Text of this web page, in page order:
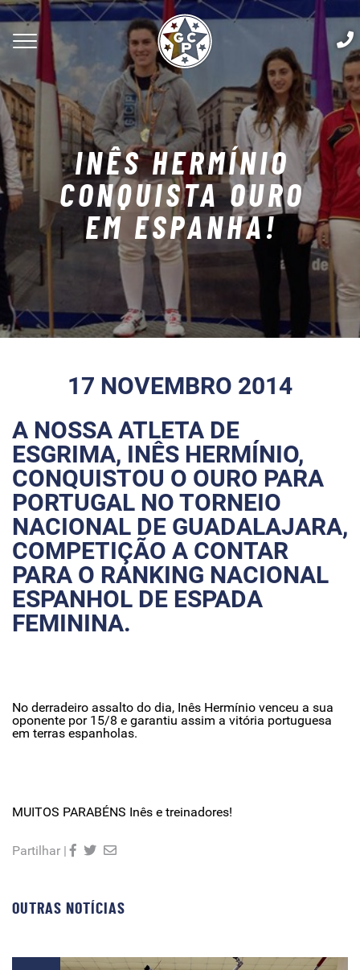
INÊS HERMÍNIO
CONQUISTA OURO
EM ESPANHA!
17 NOVEMBRO 2014
A NOSSA ATLETA DE
ESGRIMA, INÊS HERMÍNIO,
CONQUISTOU O OURO PARA
PORTUGAL NO TORNEIO
NACIONAL DE GUADALAJARA,
COMPETIÇÃO A CONTAR
PARA O RANKING NACIONAL
ESPANHOL DE ESPADA
FEMININA.
No derradeiro assalto do dia, Inês Hermínio venceu a sua
oponente por 15/8 e garantiu assim a vitória portuguesa
em terras espanholas.
MUITOS PARABÉNS Inês e treinadores!
Partilhar |
OUTRAS NOTÍCIAS